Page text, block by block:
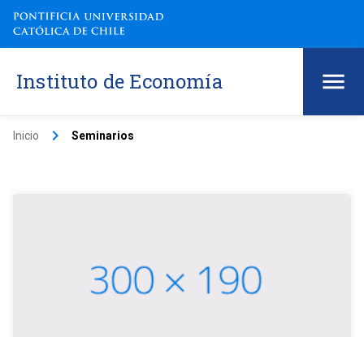
Instituto de Economía
Inicio keyboard_arrow_right Seminarios